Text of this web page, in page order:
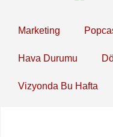
Marketing
Hava Durumu
Vizyonda Bu Hafta